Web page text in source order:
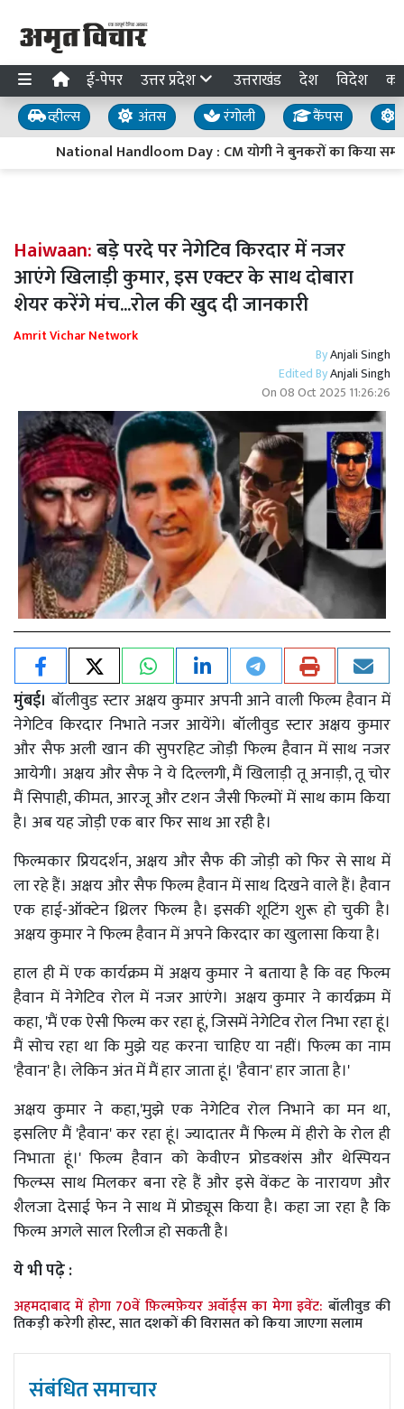
ई-पेपर उत्तर प्रदेश उत्तराखंड देश विदेश
व्हील्स अंतस रंगोली कैंपस
National Handloom Day : CM योगी ने बुनकरों का किया
Haiwaan:बड़े परदे पर नेगेटिव किरदार में नजर
आएंगे खिलाड़ी कुमार, इस एक्टर के साथ दोबारा
शेयर करेंगे मंच...रोल की खुद दी जानकारी
Amrit Vichar Network
ByAnjali Singh
Edited ByAnjali Singh
On08 Oct 2025 11:26:26
मुंबई। बॉलीवुड स्टार अक्षय कुमार अपनी आने वाली फिल्म हैवान में
नेगेटिव किरदार निभाते नजर आयेंगे। बॉलीवुड स्टार अक्षय कुमार
और सैफ अली खान की सुपरहिट जोड़ी फिल्म हैवान में साथ नजर
आयेगी। अक्षय और सैफ ने ये दिल्लगी, मैं खिलाड़ी तू अनाड़ी, तू चोर
मैं सिपाही, कीमत, आरजू और टशन जैसी फिल्मों में साथ काम किया
है। अब यह जोड़ी एक बार फिर साथ आ रही है।
फिल्मकार प्रियदर्शन, अक्षय और सैफ की जोड़ी को फिर से साथ में
ला रहे हैं। अक्षय और सैफ फिल्म हैवान में साथ दिखने वाले हैं। हैवान
एक हाई-ऑक्टेन थ्रिलर फिल्म है। इसकी शूटिंग शुरू हो चुकी है।
अक्षय कुमार ने फिल्म हैवान में अपने किरदार का खुलासा किया है।
हाल ही में एक कार्यक्रम में अक्षय कुमार ने बताया है कि वह फिल्म
हैवान में नेगेटिव रोल में नजर आएंगे। अक्षय कुमार ने कार्यक्रम में
कहा, 'मैं एक ऐसी फिल्म कर रहा हूं, जिसमें नेगेटिव रोल निभा रहा हूं।
मैं सोच रहा था कि मुझे यह करना चाहिए या नहीं। फिल्म का नाम
'हैवान' है। लेकिन अंत में मैं हार जाता हूं। 'हैवान' हार जाता है।'
अक्षय कुमार ने कहा,'मुझे एक नेगेटिव रोल निभाने का मन था,
इसलिए मैं 'हैवान' कर रहा हूं। ज्यादातर मैं फिल्म में हीरो के रोल ही
निभाता हूं।' फिल्म हैवान को केवीएन प्रोडक्शंस और थेस्पियन
फिल्म्स साथ मिलकर बना रहे हैं और इसे वेंकट के नारायण और
शैलजा देसाई फेन ने साथ में प्रोड्यूस किया है। कहा जा रहा है कि
फिल्म अगले साल रिलीज हो सकती है।
ये भी पढ़े :
अहमदाबाद में होगा 70वें फ़िल्मफ़ेयर अवॉर्ड्स का मेगा इवेंट: बॉलीवुड की
तिकड़ी करेगी होस्ट, सात दशकों की विरासत को किया जाएगा सलाम
संबंधित समाचार